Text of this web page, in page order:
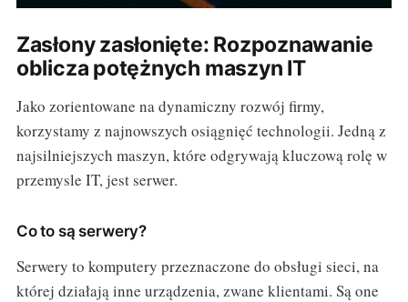
Zasłony zasłonięte: Rozpoznawanie
oblicza potężnych maszyn IT
Jako zorientowane na dynamiczny rozwój firmy,
korzystamy z najnowszych osiągnięć technologii. Jedną z
najsilniejszych maszyn, które odgrywają kluczową rolę w
przemysle IT, jest serwer.
Co to są serwery?
Serwery to komputery przeznaczone do obsługi sieci, na
której działają inne urządzenia, zwane klientami. Są one